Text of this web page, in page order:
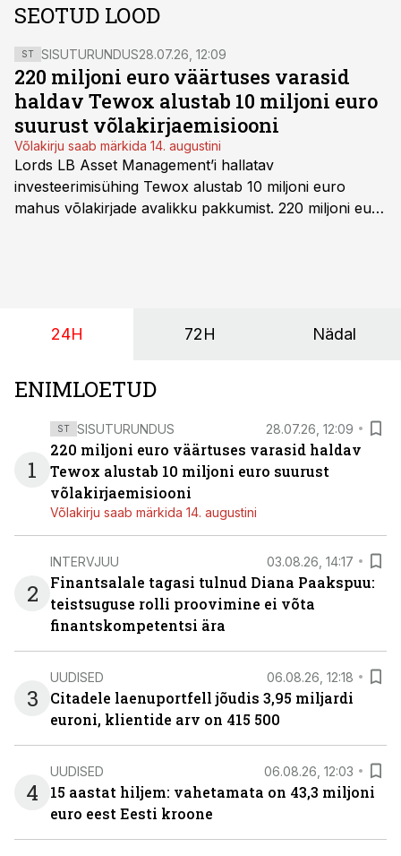
SEOTUD LOOD
ST SISUTURUNDUS28.07.26, 12:09
220 miljoni euro väärtuses varasid
haldav Tewox alustab 10 miljoni euro
suurust võlakirjaemisiooni
Võlakirju saab märkida 14. augustini
Lords LB Asset Management’i hallatav
investeerimisühing Tewox alustab 10 miljoni euro
mahus võlakirjade avalikku pakkumist. 220 miljoni euro
24H 72H Nädal
ENIMLOETUD
1
ST SISUTURUNDUS 28.07.26, 12:09
220 miljoni euro väärtuses varasid haldav
Tewox alustab 10 miljoni euro suurust
võlakirjaemisiooni
Võlakirju saab märkida 14. augustini
2
INTERVJUU 03.08.26, 14:17
Finantsalale tagasi tulnud Diana Paakspuu:
teistsuguse rolli proovimine ei võta
finantskompetentsi ära
3
UUDISED 06.08.26, 12:18
Citadele laenuportfell jõudis 3,95 miljardi
euroni, klientide arv on 415 500
4
UUDISED 06.08.26, 12:03
15 aastat hiljem: vahetamata on 43,3 miljoni
euro eest Eesti kroone